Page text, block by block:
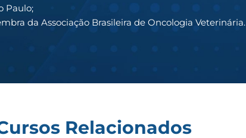
Paulo;
da Associação Brasileira de Oncologia Veterinária.
Relacionados